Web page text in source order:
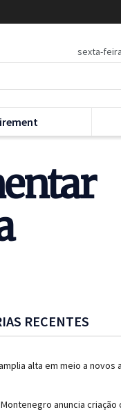
sexta-
RECENTES
alta em meio a novos
anuncia